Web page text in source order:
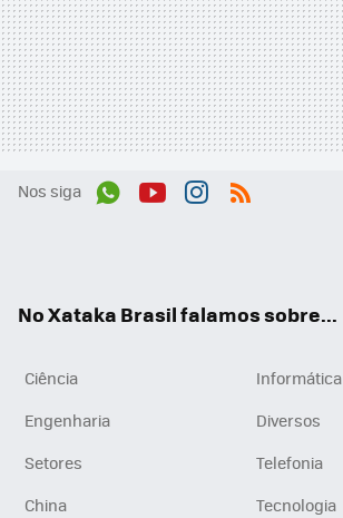
Nos siga
No Xataka Brasil falamos sobre...
Ciência
Informática
Engenharia
Diversos
Setores
Telefonia
China
Tecnologia